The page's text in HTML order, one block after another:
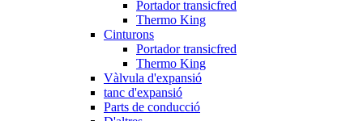
Portador transicfred
Thermo King
Cinturons
Portador transicfred
Thermo King
Vàlvula d'expansió
tanc d'expansió
Parts de conducció